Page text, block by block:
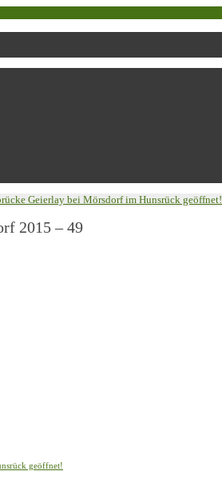
Geierlay bei Mörsdorf im Hunsrück geöffnet!
2015 – 49
geöffnet!